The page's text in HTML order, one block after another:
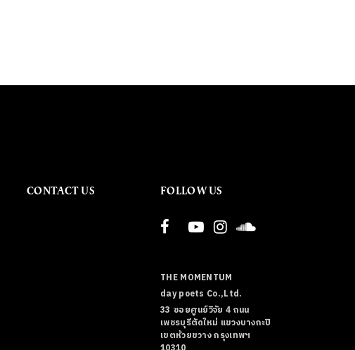
CONTACT US FOLLOW US
THE MOMENTUM
day poets Co.,Ltd.
33 ซอยศูนย์วิจัย 4 ถนน
เพชรบุรีตัดใหม่ แขวงบางกะปิ
เขตห้วยขวาง กรุงเทพฯ